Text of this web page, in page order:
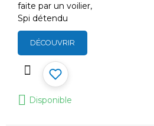
faite par un voilier,
Spi détendu
DÉCOUVRIR
Disponible